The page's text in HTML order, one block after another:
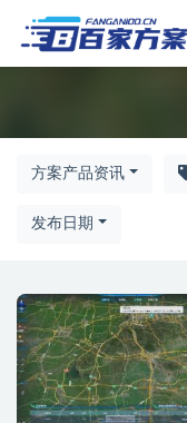
方案产品资讯
发布日期